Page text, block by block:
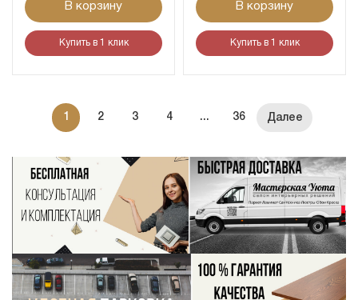
В корзину
Купить в 1 клик
В корзину
Купить в 1 клик
1 2 3 4 ... 36